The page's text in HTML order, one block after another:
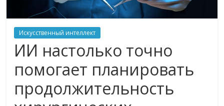
Искусственный интеллект
ИИ настолько точно
помогает планировать
продолжительность